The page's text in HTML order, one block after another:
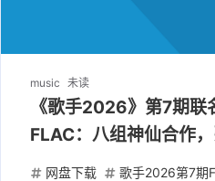
music 未读
《歌手2026》第7期
FLAC：八组神仙合作
台网盘下载 歌手2026第7期